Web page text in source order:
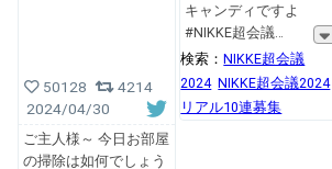
50128
4214
2024/04/30
ご主人様～ 今日お部屋
の掃除は如何でしょう
キャンディですよ
#NIKKE超会議
検索：NIKKE超会議
2024 NIKKE超会議2024
リアル10連募集